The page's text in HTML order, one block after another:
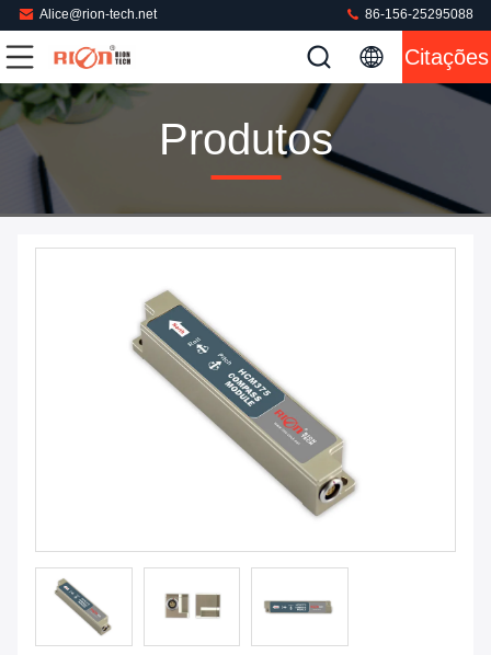
Alice@rion-tech.net 86-156-25295088
Citações
Produtos